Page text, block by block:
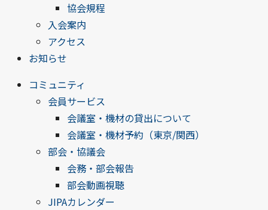
協会規程
入会案内
アクセス
お知らせ
コミュニティ
会員サービス
会議室・機材の貸出について
会議室・機材予約（東京/関西）
部会・協議会
会務・部会報告
部会動画視聴
JIPAカレンダー